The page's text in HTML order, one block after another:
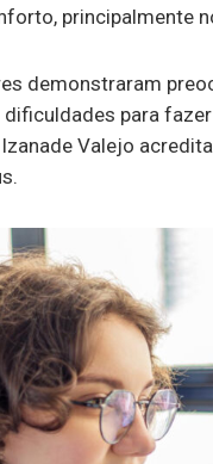
principalmente
demonstraram
para
Valejo